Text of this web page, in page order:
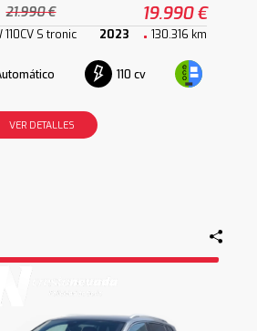
21.990 € 19.990 €
S tronic 2023 130.316 km
110 cv
VER DETALLES